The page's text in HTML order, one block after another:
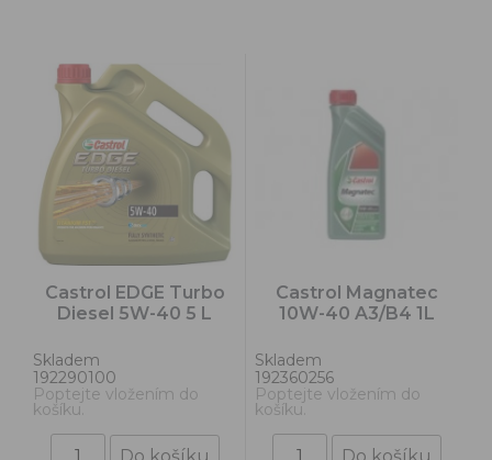
Castrol EDGE Turbo
Diesel 5W-40 5 L
Skladem
192290100
Poptejte vložením do
košíku.
Castrol Magnatec
10W-40 A3/B4 1L
Skladem
192360256
Poptejte vložením do
košíku.